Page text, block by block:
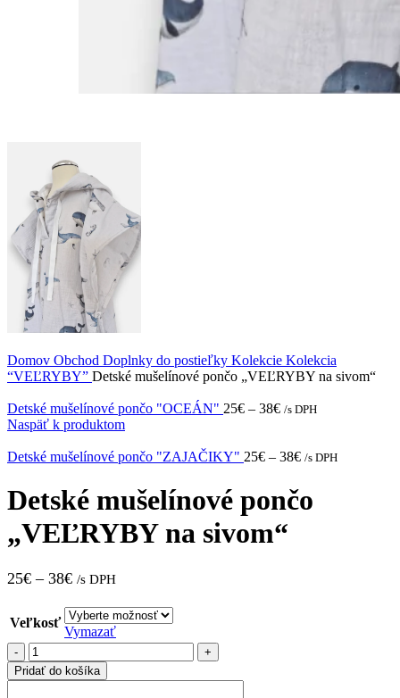
Domov Obchod Doplnky do postieľky Kolekcie Kolekcia
“VEĽRYBY” Detské mušelínové pončo „VEĽRYBY na sivom“
Detské mušelínové pončo "OCEÁN" 25€ – 38€ /s DPH
Naspäť k produktom
Detské mušelínové pončo "ZAJAČIKY" 25€ – 38€ /s DPH
Detské mušelínové pončo
„VEĽRYBY na sivom“
25€ – 38€ /s DPH
Veľkosť
Vymazať
množstvo
Detské
mušelínové
Pridať do košíka